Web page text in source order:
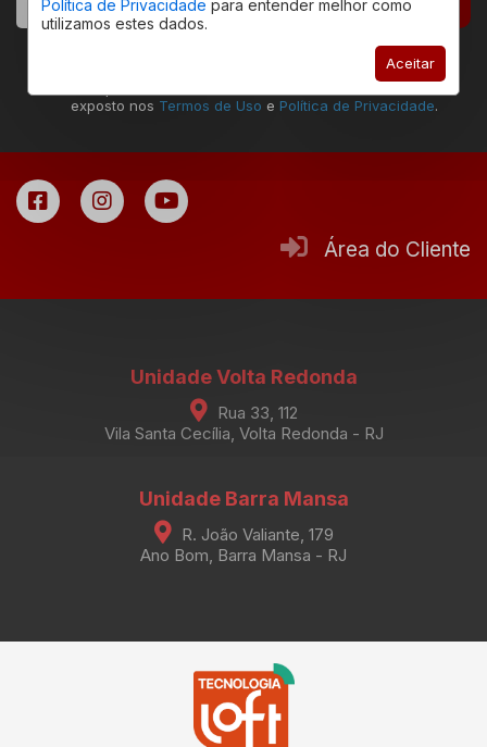
Política de Privacidade para entender melhor como
utilizamos estes dados.
Aceitar
Declaro estar ciente que a ação de envio deste
formulário permite que eu seja contatado pela
exposto nos Termos de Uso e Política de Privacidade.
Área do Cliente
Unidade Volta Redonda
Rua 33, 112
Vila Santa Cecília, Volta Redonda - RJ
Unidade Barra Mansa
R. João Valiante, 179
Ano Bom, Barra Mansa - RJ